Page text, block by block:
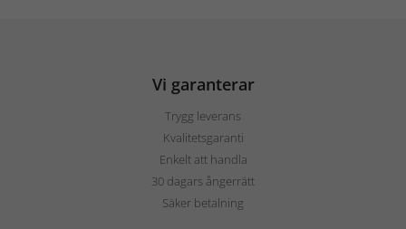
Vi garanterar
Trygg leverans
Kvalitetsgaranti
Enkelt att handla
30 dagars ångerrätt
Säker betalning